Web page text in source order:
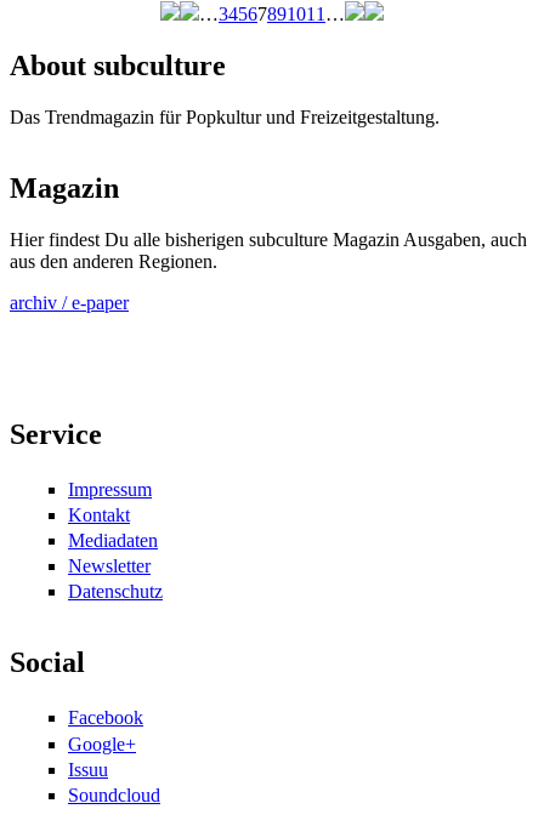
…34567891011 …
About subculture
Das Trendmagazin für Popkultur und Freizeitgestaltung.
Magazin
Hier findest Du alle bisherigen subculture Magazin Ausgaben, auch
aus den anderen Regionen.
archiv / e-paper
Service
Impressum
Kontakt
Mediadaten
Newsletter
Datenschutz
Social
Facebook
Google+
Issuu
Soundcloud